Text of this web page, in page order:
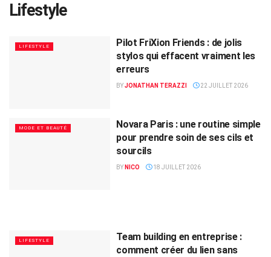
Lifestyle
LIFESTYLE
Pilot FriXion Friends : de jolis
stylos qui effacent vraiment les
erreurs
BYJONATHAN TERAZZI 22 JUILLET 2026
MODE ET BEAUTÉ
Novara Paris : une routine simple
pour prendre soin de ses cils et
sourcils
BY NICO 18 JUILLET 2026
LIFESTYLE
Team building en entreprise :
comment créer du lien sans